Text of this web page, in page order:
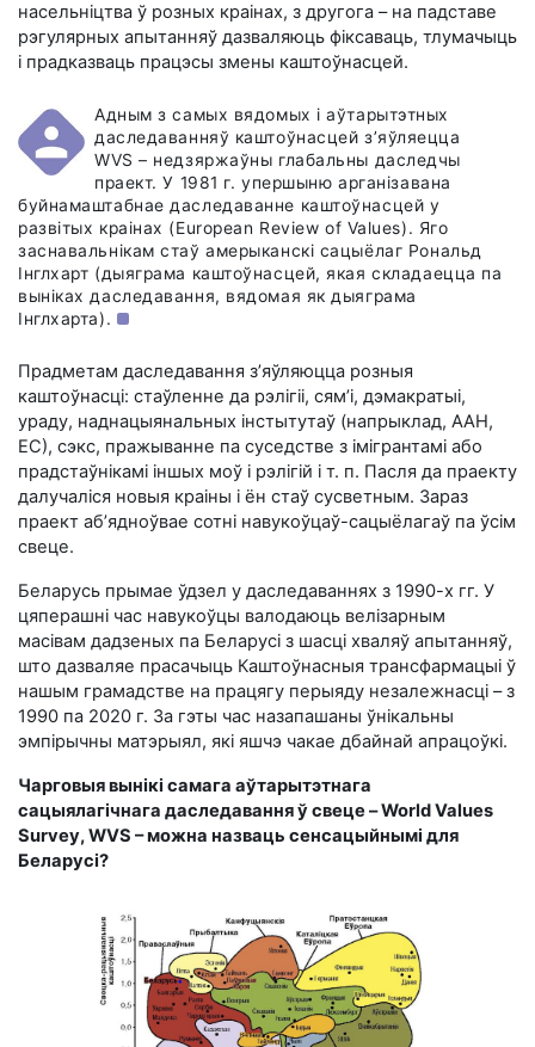
насельніцтва ў розных краінах, з другога – на падставе
рэгулярных апытанняў дазваляюць фіксаваць, тлумачыць
і прадказваць працэсы змены каштоўнасцей.
Адным з самых вядомых і аўтарытэтных
даследаванняў каштоўнасцей з’яўляецца
WVS – недзяржаўны глабальны даследчы
праект. У 1981 г. упершыню арганізавана
буйнамаштабнае даследаванне каштоўнасцей у
развітых краінах (European Review of Values). Яго
заснавальнікам стаў амерыканскі сацыёлаг Рональд
Інглхарт (дыяграма каштоўнасцей, якая складаецца па
выніках даследавання, вядомая як дыяграма
Інглхарта).
Прадметам даследавання з’яўляюцца розныя
каштоўнасці: стаўленне да рэлігіі, сям’і, дэмакратыі,
ураду, наднацыянальных інстытутаў (напрыклад, ААН,
ЕС), сэкс, пражыванне па суседстве з імігрантамі або
прадстаўнікамі іншых моў і рэлігій і т. п. Пасля да праекту
далучаліся новыя краіны і ён стаў сусветным. Зараз
праект аб’ядноўвае сотні навукоўцаў-сацыёлагаў па ўсім
свеце.
Беларусь прымае ўдзел у даследаваннях з 1990-х гг. У
цяперашні час навукоўцы валодаюць велізарным
масівам дадзеных па Беларусі з шасці хваляў апытанняў,
што дазваляе прасачыць Каштоўнасныя трансфармацыі ў
нашым грамадстве на працягу перыяду незалежнасці – з
1990 па 2020 г. За гэты час назапашаны ўнікальны
эмпірычны матэрыял, які яшчэ чакае дбайнай апрацоўкі.
Чарговыя вынікі самага аўтарытэтнага
сацыялагічнага даследавання ў свеце – World Values
Survey, WVS – можна назваць сенсацыйнымі для
Беларусі?